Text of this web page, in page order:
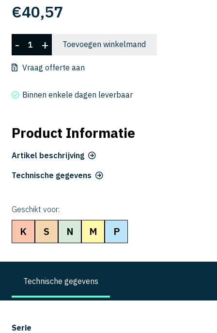
€40,57
2004-
0040
- + Toevoegen winkelmand
Vraag offerte aan
Binnen enkele dagen leverbaar
Product Informatie
Artikel beschrijving
Technische gegevens
Geschikt voor:
K S N M P
Technische gegevens
Serie